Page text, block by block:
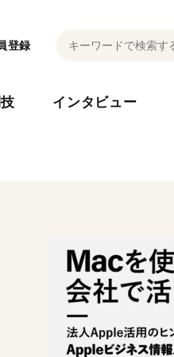
登録
インタビュー